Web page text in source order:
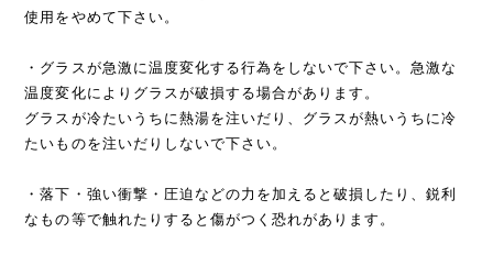
使用をやめて下さい。
・グラスが急激に温度変化する行為をしないで下さい。急激な
温度変化によりグラスが破損する場合があります。
グラスが冷たいうちに熱湯を注いだり、グラスが熱いうちに冷
たいものを注いだりしないで下さい。
・落下・強い衝撃・圧迫などの力を加えると破損したり、鋭利
なもの等で触れたりすると傷がつく恐れがあります。